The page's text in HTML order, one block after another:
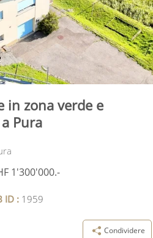
in zona verde e
Pura
1'300'000.-
ID : 1959
Condividere